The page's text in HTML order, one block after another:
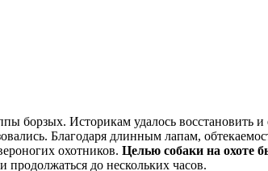
борзых. Историкам удалось восстановить
Благодаря длинным лапам,
охотников. Целью собаки на охоте
до нескольких часов.